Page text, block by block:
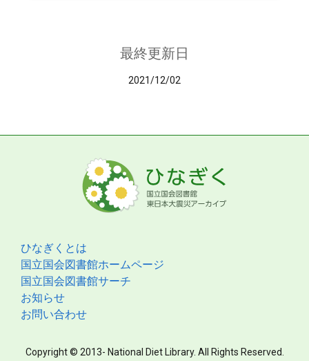
最終更新日
2021/12/02
ひなぎくとは
国立国会図書館ホームページ
国立国会図書館サーチ
お知らせ
お問い合わせ
Copyright © 2013- National Diet Library. All Rights Reserved.